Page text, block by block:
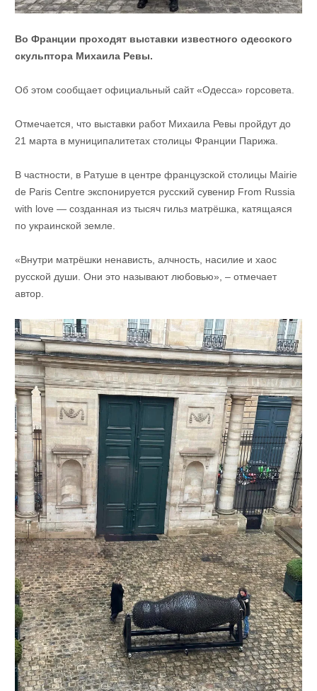
Во Франции проходят выставки известного одесского
скульптора Михаила Ревы.
Об этом сообщает официальный сайт «Одесса» горсовета.
Отмечается, что выставки работ Михаила Ревы пройдут до
21 марта в муниципалитетах столицы Франции Парижа.
В частности, в Ратуше в центре французской столицы Mairie
de Paris Centre экспонируется русский сувенир From Russia
with lovе — созданная из тысяч гильз матрёшка, катящаяся
по украинской земле.
«Внутри матрёшки ненависть, алчность, насилие и хаос
русской души. Они это называют любовью», – отмечает
автор.